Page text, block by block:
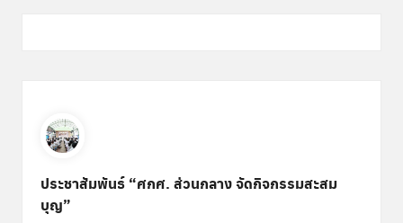
ประชาสัมพันธ์ “ศกศ. ส่วนกลาง จัดกิจกรรมสะสม
บุญ”